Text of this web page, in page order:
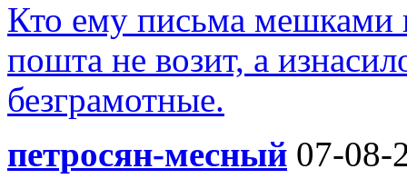
Кто ему письма мешками
пошта не возит, а
безграмотные.
петросян-месный 07-08-